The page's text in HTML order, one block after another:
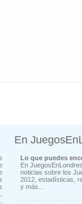
En
Lo que puedes
En
noticias sobre los
2012, estadísticas,
y más...